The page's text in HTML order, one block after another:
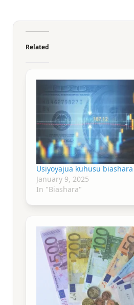
Related
Usiyoyajua kuhusu biashara
January 9, 2025
In "Biashara"